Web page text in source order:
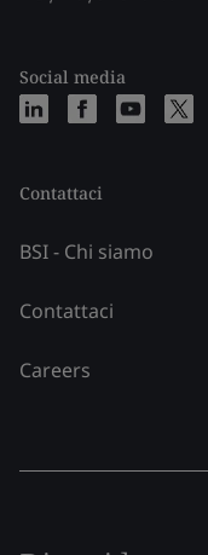
Social media
Contattaci
BSI - Chi siamo
Contattaci
Careers